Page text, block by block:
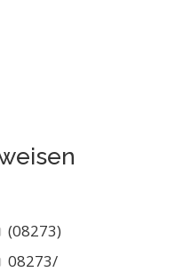
(08273)
08273/